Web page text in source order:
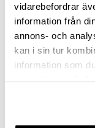
vidarebefordrar
information från
annons- och
kan i sin tur
information som
hp-22175
Från 118,95 kr
inkl. moms